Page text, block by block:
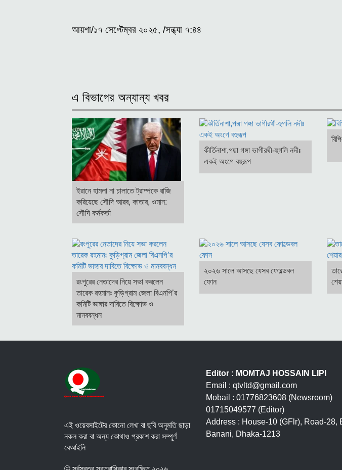
আয়শা/১৭ সেপ্টেম্বর ২০২৫, /সন্ধ্যা ৭:৪৪
এ বিভাগের অন্যান্য খবর
ইরানে হামলা না চালাতে ট্রাম্পকে রাজি
করিয়েছে সৌদি আরব, কাতার, ওমান:
সৌদি কর্মকর্তা
কীর্তিনাশা,পদ্মা গঙ্গা ভাগীরথী-হুগলি নদীঃ
একই অংগে বহুরূপ
রংপুরের নেতাদের নিয়ে সভা করলেন
তারেক রহমানঃ কুড়িগ্রাম জেলা বিএনপি’র
কমিটি ভাঙ্গার দাবিতে বিক্ষোভ ও
মানববন্ধন
২০২৬ সালে আসছে যেসব ফোল্ডেবল
ফোন
এই ওয়েবসাইটের কোনো লেখা বা ছবি অনুমতি ছাড়া
নকল করা বা অন্য কোথাও প্রকাশ করা সম্পূর্ণ
বেআইনি
Editor : MOMTAJ HOSSAIN LIPI
Email : qtvltd@gmail.com
Mobail : 01776823608 (Newsroom)
01715049577 (Editor)
Address : House-10 (GFlr), Road-28,
Banani, Dhaka-1213